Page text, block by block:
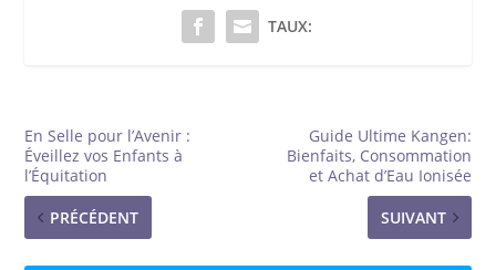
TAUX:
En Selle pour l’Avenir :
Éveillez vos Enfants à
l’Équitation
PRÉCÉDENT
Guide Ultime Kangen:
Bienfaits, Consommation
et Achat d’Eau Ionisée
SUIVANT